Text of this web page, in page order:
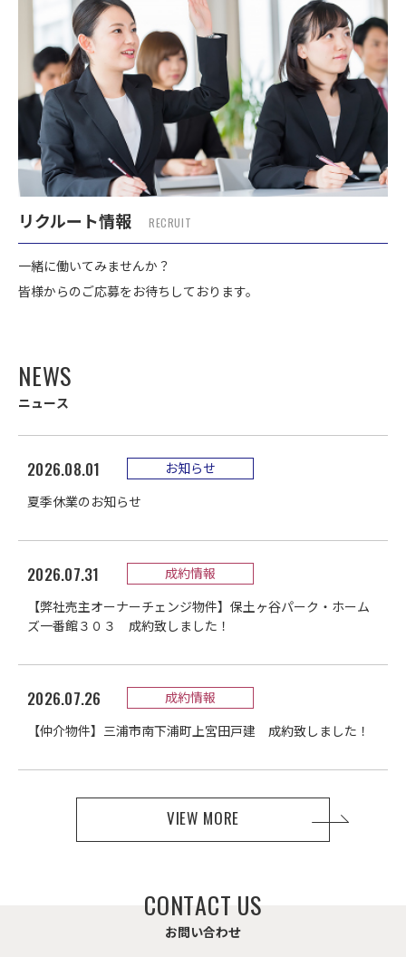
リクルート情報 RECRUIT
一緒に働いてみませんか？
皆様からのご応募をお待ちしております。
NEWS
ニュース
2026.08.01
お知らせ
夏季休業のお知らせ
2026.07.31
成約情報
【弊社売主オーナーチェンジ物件】保土ヶ谷パーク・ホーム
ズ一番館３０３ 成約致しました！
2026.07.26
成約情報
【仲介物件】三浦市南下浦町上宮田戸建 成約致しました！
VIEW MORE
CONTACT US
お問い合わせ